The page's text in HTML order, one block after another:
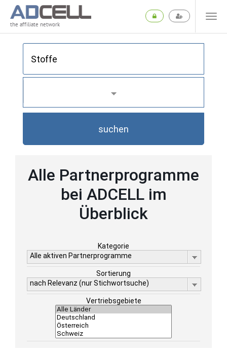
the affiliate network
suchen
Alle Partnerprogramme
bei ADCELL im
Überblick
Kategorie
Alle aktiven Partnerprogramme
Sortierung
nach Relevanz (nur Stichwortsuche)
Vertriebsgebiete